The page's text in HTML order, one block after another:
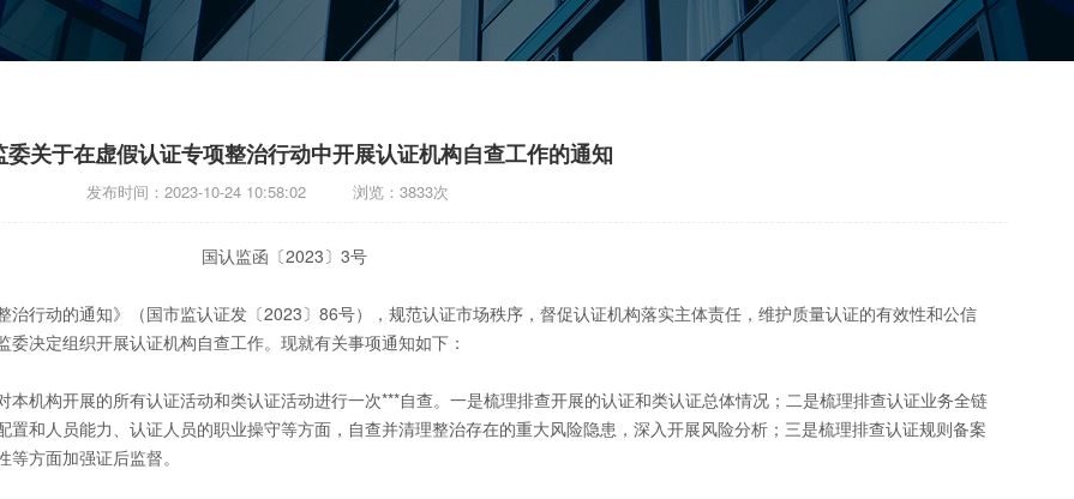
委关于在虚假认证专项整治行动中开展认证机构自查工作的通知
发布时间：2023-10-24 10:58:02 浏览：3833次
国认监函〔2023〕3号
动的通知》（国市监认证发〔2023〕86号），规范认证市场秩序，督促认证机构落实主体责任，维护质量认证的有效性和公信
决定组织开展认证机构自查工作。现就有关事项通知如下：
构开展的所有认证活动和类认证活动进行一次***自查。一是梳理排查开展的认证和类认证总体情况；二是梳理排查认证业务全链
和人员能力、认证人员的职业操守等方面，自查并清理整治存在的重大风险隐患，深入开展风险分析；三是梳理排查认证规则备案
方面加强证后监督。